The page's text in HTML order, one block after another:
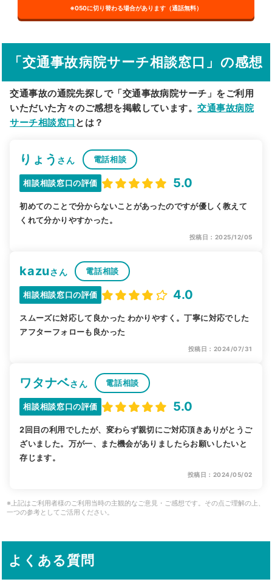
その他の検索方法
駅から探す 院名から探す
※050に切り替わる場合があります（通話無料）
「交通事故病院サーチ相談窓口」の感想
交通事故の通院先探しで「交通事故病院サーチ」をご利用
いただいた方々のご感想を掲載しています。交通事故病院
サーチ相談窓口 とは？
りょう さん 電話相談
相談相談窓口の評価 5.0
初めてのことで分からないことがあったのですが優しく教えて
くれて分かりやすかった。
投稿日：2025/12/05
kazuさん 電話相談
相談相談窓口の評価 4.0
スムーズに対応して良かった わかりやすく。丁寧に対応でした
アフターフォローも良かった
投稿日：2024/07/31
ワタナベさん 電話相談
相談相談窓口の評価 5.0
2回目の利用でしたが、変わらず親切にご対応頂きありがとうご
ざいました。万が一、また機会がありましたらお願いしたいと
存じます。
投稿日：2024/05/02
※上記はご利用者様のご利用当時の主観的なご意見・ご感想です。その点ご理解の上、
一つの参考としてご活用ください。
よくある質問